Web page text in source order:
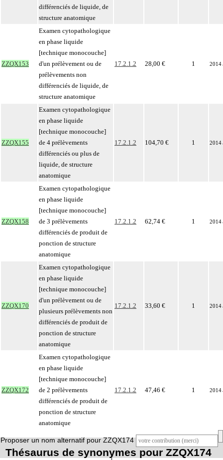
différenciés de liquide, de
structure anatomique
ZZQX153
Examen cytopathologique
en phase liquide
[technique monocouche]
d'un prélèvement ou de
prélèvements non
différenciés de liquide, de
structure anatomique
17.2.1.2 28,00 € 1 2014
ZZQX155
Examen cytopathologique
en phase liquide
[technique monocouche]
de 4 prélèvements
différenciés ou plus de
liquide, de structure
anatomique
17.2.1.2 104,70 € 1 2014
ZZQX158
Examen cytopathologique
en phase liquide
[technique monocouche]
de 3 prélèvements
différenciés de produit de
ponction de structure
anatomique
17.2.1.2 62,74 € 1 2014
ZZQX170
Examen cytopathologique
en phase liquide
[technique monocouche]
d'un prélèvement ou de
plusieurs prélèvements non
différenciés de produit de
ponction de structure
anatomique
17.2.1.2 33,60 € 1 2014
ZZQX172
Examen cytopathologique
en phase liquide
[technique monocouche]
de 2 prélèvements
différenciés de produit de
ponction de structure
anatomique
17.2.1.2 47,46 € 1 2014
Proposer un nom alternatif pour ZZQX174
Thésaurus de synonymes pour ZZQX174